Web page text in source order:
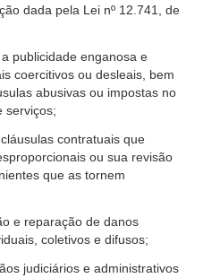
pela Lei nº 12.741, de
publicidade enganosa e
coercitivos ou desleais, bem
abusivas ou impostas no
serviços;
contratuais que
ou sua revisão
que as tornem
e reparação de danos
coletivos e difusos;
judiciários e administrativos